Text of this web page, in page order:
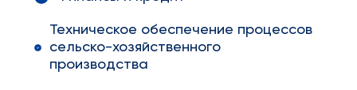
Техническое обеспечение процессов
сельско-хозяйственного
производства